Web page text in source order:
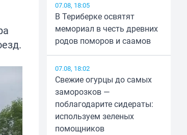
07.08, 18:05
В Териберке освятят
мемориал в честь древних
родов поморов и саамов
07.08, 18:02
Свежие огурцы до самых
заморозков —
поблагодарите сидераты:
используем зеленых
помощников